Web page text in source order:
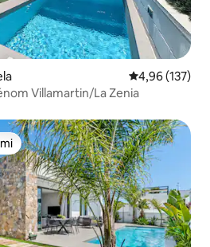
Priemerné
4,96 (137)
Villamartin/La Zenia